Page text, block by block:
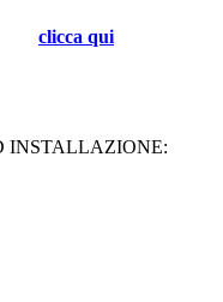
clicca qui
INSTALLAZIONE: